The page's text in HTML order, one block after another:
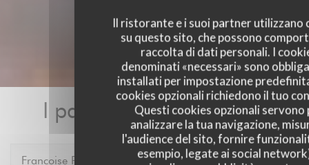
Il ristorante e i suoi partner utilizzano
su questo sito, che possono
raccolta di dati personali. I
denominati «necessari» sono
installati per impostazione
cookies opzionali richiedono il tuo
Questi cookies opzionali servono
analizzare la tua navigazione,
l'audience del sito, fornire
esempio, legate ai social
I pareri dei nostri clienti
Francoise P